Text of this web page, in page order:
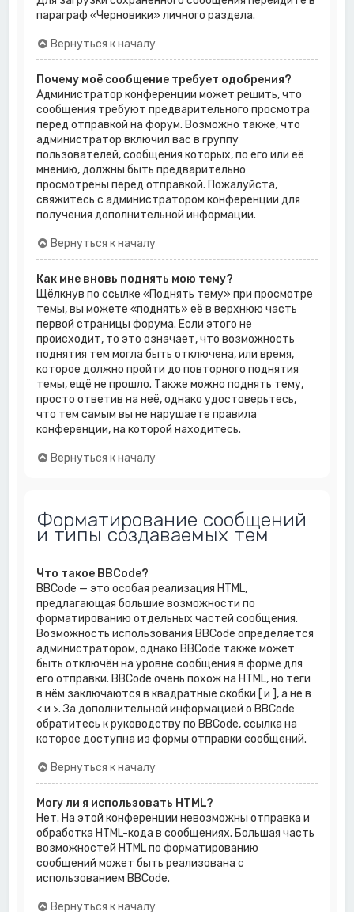
параграф «Черновики» личного раздела.
Вернуться к началу
Почему моё сообщение требует одобрения?
Администратор конференции может решить, что
сообщения требуют предварительного просмотра
перед отправкой на форум. Возможно также, что
администратор включил вас в группу
пользователей, сообщения которых, по его или её
мнению, должны быть предварительно
просмотрены перед отправкой. Пожалуйста,
свяжитесь с администратором конференции для
получения дополнительной информации.
Вернуться к началу
Как мне вновь поднять мою тему?
Щёлкнув по ссылке «Поднять тему» при просмотре
темы, вы можете «поднять» её в верхнюю часть
первой страницы форума. Если этого не
происходит, то это означает, что возможность
поднятия тем могла быть отключена, или время,
которое должно пройти до повторного поднятия
темы, ещё не прошло. Также можно поднять тему,
просто ответив на неё, однако удостоверьтесь,
что тем самым вы не нарушаете правила
конференции, на которой находитесь.
Вернуться к началу
Форматирование сообщений
и типы создаваемых тем
Что такое BBCode?
BBCode — это особая реализация HTML,
предлагающая большие возможности по
форматированию отдельных частей сообщения.
Возможность использования BBCode определяется
администратором, однако BBCode также может
быть отключён на уровне сообщения в форме для
его отправки. BBCode очень похож на HTML, но теги
в нём заключаются в квадратные скобки [ и ], а не в
< и >. За дополнительной информацией о BBCode
обратитесь к руководству по BBCode, ссылка на
которое доступна из формы отправки сообщений.
Вернуться к началу
Могу ли я использовать HTML?
Нет. На этой конференции невозможны отправка и
обработка HTML-кода в сообщениях. Большая часть
возможностей HTML по форматированию
сообщений может быть реализована с
использованием BBCode.
Вернуться к началу